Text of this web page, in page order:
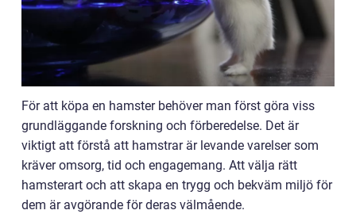
För att köpa en hamster behöver man först göra viss
grundläggande forskning och förberedelse. Det är
viktigt att förstå att hamstrar är levande varelser som
kräver omsorg, tid och engagemang. Att välja rätt
hamsterart och att skapa en trygg och bekväm miljö för
dem är avgörande för deras välmående.